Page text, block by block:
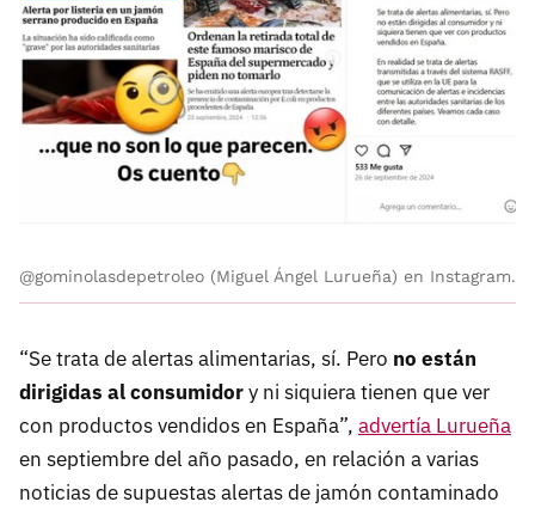
@gominolasdepetroleo (Miguel Ángel Lurueña) en Instagram.
“Se trata de alertas alimentarias, sí. Pero no están
dirigidas al consumidory ni siquiera tienen que ver
con productos vendidos en España”, advertía Lurueña
en septiembre del año pasado, en relación a varias
noticias de supuestas alertas de jamón contaminado